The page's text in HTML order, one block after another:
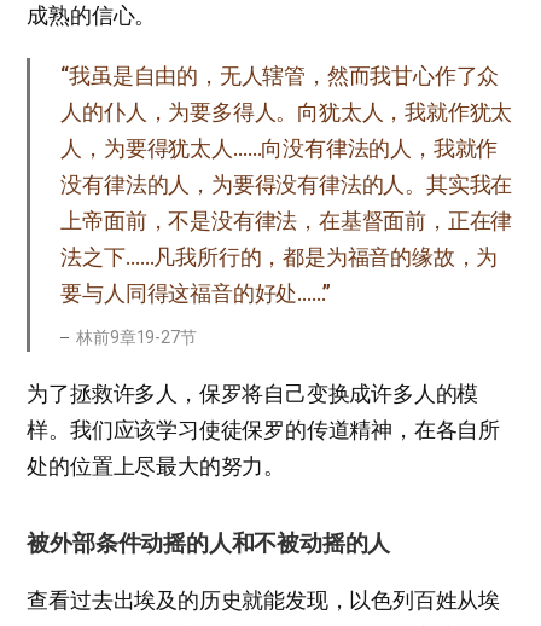
成熟的信心。
“我虽是自由的，无人辖管，然而我甘心作了众
人的仆人，为要多得人。向犹太人，我就作犹太
人，为要得犹太人……向没有律法的人，我就作
没有律法的人，为要得没有律法的人。其实我在
上帝面前，不是没有律法，在基督面前，正在律
法之下……凡我所行的，都是为福音的缘故，为
要与人同得这福音的好处……”
林前9章19-27节
为了拯救许多人，保罗将自己变换成许多人的模
样。我们应该学习使徒保罗的传道精神，在各自所
处的位置上尽最大的努力。
被外部条件动摇的人和不被动摇的人
查看过去出埃及的历史就能发现，以色列百姓从埃